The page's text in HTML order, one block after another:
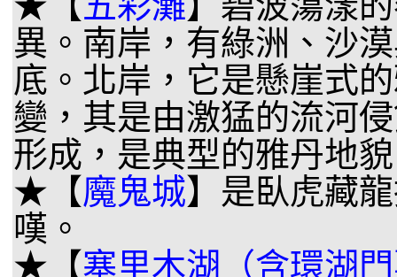
異。南岸，有綠洲、沙
底。北岸，它是懸崖式
變，其是由激猛的流河
形成，是典型的雅丹地
★【魔鬼城】是臥虎藏
嘆。
★【塞里木湖（含環湖